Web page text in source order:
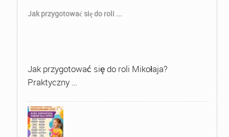
Jak przygotować się do roli ...
Jak przygotować się do roli Mikołaja?
Praktyczny …